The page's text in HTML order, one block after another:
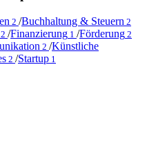
2 /Buchhaltung & Steuern 2
2 /Finanzierung 1 /Förderung 2
2 /Künstliche
2 /Startup 1